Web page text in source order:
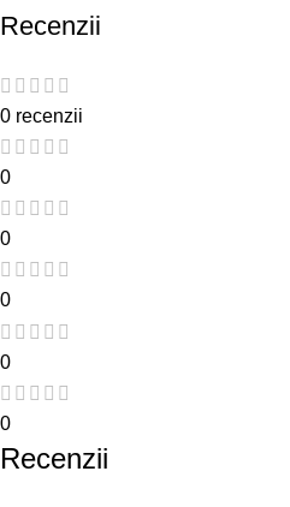
Recenzii
0 recenzii
0
0
0
0
0
Recenzii